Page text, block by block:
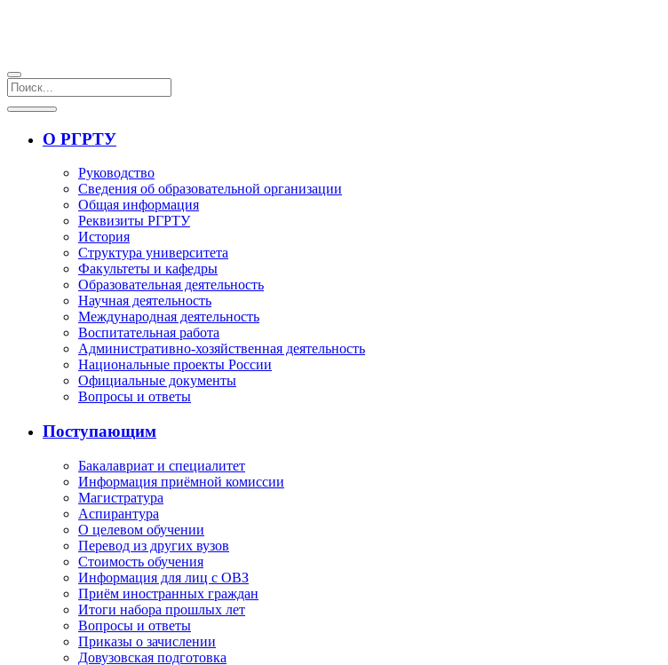
О РГРТУ
Руководство
Сведения об образовательной организации
Общая информация
Реквизиты РГРТУ
История
Структура университета
Факультеты и кафедры
Образовательная деятельность
Научная деятельность
Международная деятельность
Воспитательная работа
Административно-хозяйственная деятельность
Национальные проекты России
Официальные документы
Вопросы и ответы
Поступающим
Бакалавриат и специалитет
Информация приёмной комиссии
Магистратура
Аспирантура
О целевом обучении
Перевод из других вузов
Стоимость обучения
Информация для лиц с ОВЗ
Приём иностранных граждан
Итоги набора прошлых лет
Вопросы и ответы
Приказы о зачислении
Довузовская подготовка